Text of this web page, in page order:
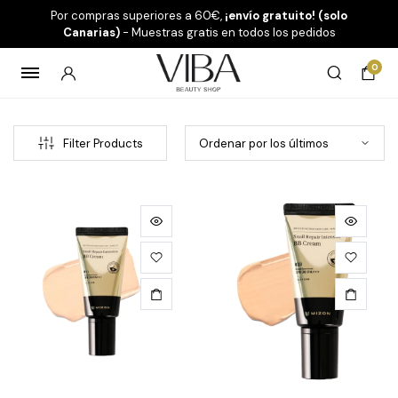
Por compras superiores a 60€, ¡envío gratuito! (solo
Canarias)- Muestras gratis en todos los pedidos
0
Filter Products